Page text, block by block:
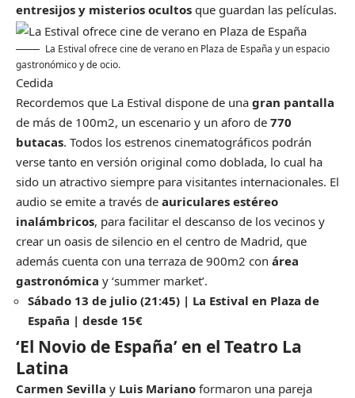
entresijos y misterios ocultos que guardan las películas.
La Estival ofrece cine de verano en Plaza de España y un espacio
gastronómico y de ocio.
Cedida
Recordemos que La Estival dispone de una gran pantalla
de más de 100m2, un escenario y un aforo de 770
butacas. Todos los estrenos cinematográficos podrán
verse tanto en versión original como doblada, lo cual ha
sido un atractivo siempre para visitantes internacionales. El
audio se emite a través de auriculares estéreo
inalámbricos, para facilitar el descanso de los vecinos y
crear un oasis de silencio en el centro de Madrid, que
además cuenta con una terraza de 900m2 con área
gastronómica y ‘summer market’.
Sábado 13 de julio (21:45) | La Estival en Plaza de
España | desde 15€
‘El Novio de España’ en el Teatro La
Latina
Carmen Sevilla y Luis Mariano formaron una pareja